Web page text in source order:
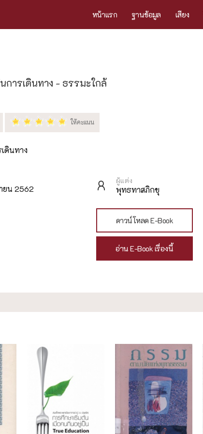
หน้าแรก ฐานข้อมูล เสียง
การเดินทาง - ธรรมะใกล้
ดินทาง
ยน 2562
ผู้แต่ง
พุทธทาสภิกขุ
ดาวน์โหลด E-Book
อ่าน E-Book เรื่องนี้